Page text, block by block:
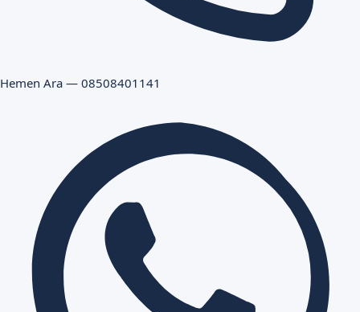
Hemen Ara — 08508401141